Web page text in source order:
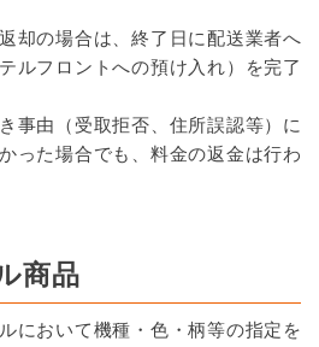
却の場合は、終了日に配送業者へ
ルフロントへの預け入れ）を完了
事由（受取拒否、住所誤認等）に
った場合でも、料金の返金は行わ
商品
において機種・色・柄等の指定を